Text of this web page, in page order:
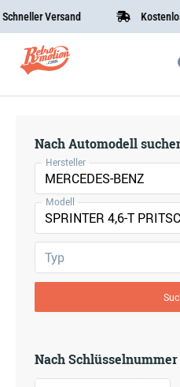
Versand
Nach Automodell
Hersteller
MERCEDES-BENZ
Modell
Typ
Nach